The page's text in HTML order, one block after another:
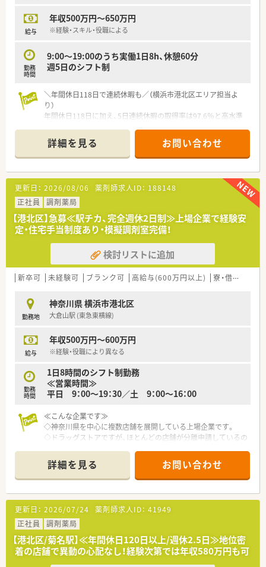
■調剤薬局や病院での経験を活かし、さらなるキャリアアップを
目指す中堅薬剤師が多く活躍しています。
がら仕事と家庭を両立させている方がいます。
■患者様とのコミュニケーションを大切にし、地域医療に貢献し
たいという熱い思いを持った方が活躍中です。
【想定されるキャリアイメージ】
■入社後は調剤手技や機器操作を実戦形式で習得できるため、基
礎からしっかりとスキルアップできます。
局長としてご活躍いただく道もあります。
■研修認定薬剤師の取得を推奨しており、資格取得を通じて専門
性を高めながら長期的にキャリアを築けます。
給与
年収500万円～650万円
※経験・スキル・役職による
勤務
時間
9:00～19:00のうち実働1日8h、休憩60分
週5日のシフト制
＼年間休日118日で連続休暇も／（横浜市港北区エリア担当よ
り）
年間休日118日に加え、5日連続休暇の取得率は97.6％と高水準
めの環境です。
＊------------------------------------------＊
【店舗情報と応需状況について】
■最寄り駅から徒歩5分と通勤に便利な立地で、面処方を中心に
1日あたり約60枚の処方箋を応需している調剤薬局です。
■現在は常勤の薬剤師が4名在籍しており、複数名体制で協力し
ながらゆとりを持って日々の業務に取り組める環境です。
■開局時間は平日および土曜日の午前9時半から午後6時半まで
となっており、夜遅くまでの勤務が発生しないのが特徴です。
【法人特徴について】
■関東エリアや東海エリアの住宅街を中心に出店を続けており、
地域に密着した店舗展開で安定した経営基盤を誇る法人です。
くスタッフへの利益還元や福利厚生の拡充にも積極的です。
■ノルマなどは一切設けられておらず、患者様としっかり向き合
い本質的なサービスや問題解決に取り組むことを重視していま
【求人情報について】
万円から650万円という好条件でご案内可能な求人です。
■各種手当には薬剤師手当が含まれるほか、1分単位で支給され
る時間外手当など、頑張りが給与に直結する仕組みがあります。
の社宅制度や、月額5万円の家賃補助を利用することができま
す。
■患者様と丁寧にコミュニケーションを取り、健康の悩みを解決
することで、直接感謝の言葉をいただける大きなやりがいがあり
ます。
剤師としての専門知識を継続的に深めていくことができる環境
です。
■有休の平均取得日数が14日以上と休みを取りやすく、仕事と
私生活を共に豊かにできるワークライフバランスの良さが魅力
です。
詳細を見る お問い合わせ
更新日： 2026/08/06 薬剤師求人ID： 188148
正社員
調剤薬局
【港北区】急募≪駅チカ、完全週休2日制≫上場企業で経験安
定・住宅手当制度あり・模擬調剤室完備！
検討リストに追加
新卒可 未経験可 ブランク可 高給与(600万円以上) 寮・借上社宅あり
勤務地
神奈川県 横浜市港北区
大倉山駅 (東急東横線)
給与
年収500万円～600万円
※経験・役職により異なる
勤務
時間
1日8時間のシフト制勤務
≪営業時間≫
平日 9：00～19：30／土 9：00～16：00
≪こんな企業です≫
◇神奈川県を中心に複数店舗を展開している上場企業です。
◇ドラッグストアですが、ほとんどの店舗が分離申請しているの
通常の調剤薬局と同じ働き方（日祝休み、営業時間19時、19時
半までなど）ができます
◇定着率が高く、産休育休制度・時短勤務制度も整っています。
（男性の産休実績あり）
◇ノルマ一切なし！
◇利益よりも地域貢献を優先させている会社です！
◇単身者には年収とは別に住宅補助が年間60万円も付与されま
す
◇往診同行を基本とした専門性の高い在宅に取り組んでいるた
め
詳細を見る お問い合わせ
更新日： 2026/07/24 薬剤師求人ID： 41949
正社員
調剤薬局
【港北区/菊名駅】≪年間休日120日以上/週休2.5日≫地位密
着の店舗で異動の心配なし！経験次第では年収580万円も可